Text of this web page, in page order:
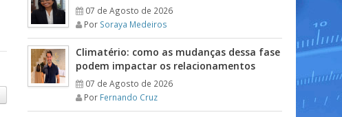
07 de Agosto de 2026
Por Soraya Medeiros
Climatério: como as mudanças dessa fase
podem impactar os relacionamentos
07 de Agosto de 2026
Por Fernando Cruz